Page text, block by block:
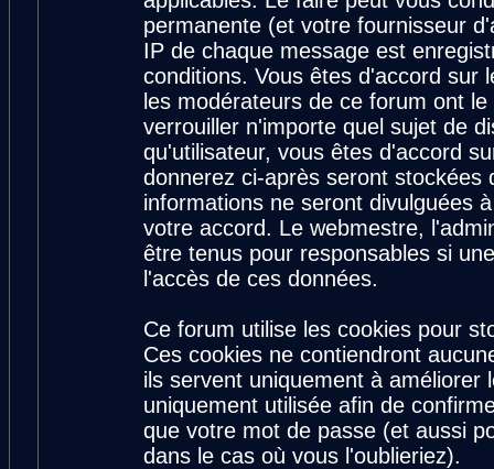
permanente (et votre fournisseur
IP de chaque message est
conditions. Vous êtes d'accord sur
les modérateurs de ce forum ont
verrouiller n'importe quel sujet de
qu'utilisateur, vous êtes d'accord
donnerez ci-après seront stockées
informations ne seront divulguées
votre accord. Le webmestre,
être tenus pour responsables si
l'accès de ces données.
Ce forum utilise les cookies pour
Ces cookies ne contiendront
ils servent uniquement à
uniquement utilisée afin de
que votre mot de passe (et aussi
dans le cas où vous l'oublieriez).